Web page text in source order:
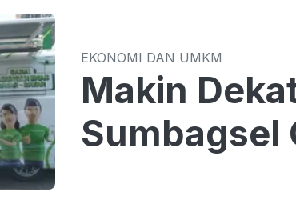
EKONOMI DAN UMKM
Makin
Sumbagsel